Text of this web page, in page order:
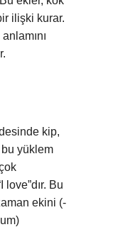
ilişki kurar.
kip,
yüklem
Bu
ekini (-